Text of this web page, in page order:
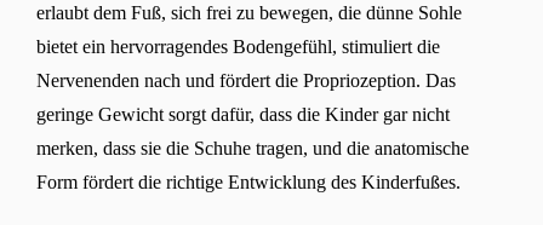
erlaubt dem Fuß, sich frei zu bewegen, die dünne Sohle
bietet ein hervorragendes Bodengefühl, stimuliert die
Nervenenden nach und fördert die Propriozeption. Das
geringe Gewicht sorgt dafür, dass die Kinder gar nicht
merken, dass sie die Schuhe tragen, und die anatomische
Form fördert die richtige Entwicklung des Kinderfußes.